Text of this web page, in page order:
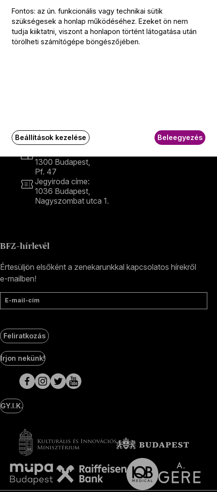
Kategóriák:
Nagyzenekari koncert,Fesztivál, Turné, Barokk,20-21.
század
1034 Budapest,
Selmeci utca 14–16.
1300 Budapest,
Pf. 47
Jegyiroda címe:
1036 Budapest,
Nagyszombat utca 1.
BFZ-hírlevél
Értesüljön elsőként a zenekarunkkal kapcsolatos hírekről
e-mailben!
E-mail-cím
Feliratkozás
Social
Media
oldalak
Írjon nekünk!
GY.I.K.
Fontos: az ún. funkcionális vagy technikai sütik
szükségesek a honlap működéséhez. Ezeket ön nem
tudja kiiktatni, viszont a honlapon történt látogatása után
törölheti számítógépe böngészőjében.
Beállítások kezelése Beleegyezés